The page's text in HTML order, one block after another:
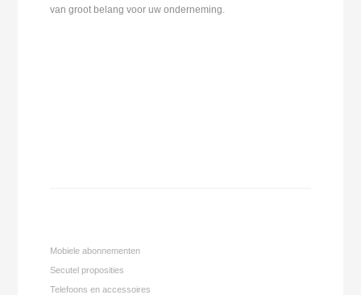
van groot belang voor uw onderneming.
Mobiele abonnementen
Secutel proposities
Telefoons en accessoires